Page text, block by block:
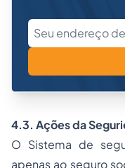
4.3. Ações da
O Sistema de
apenas ao seguro